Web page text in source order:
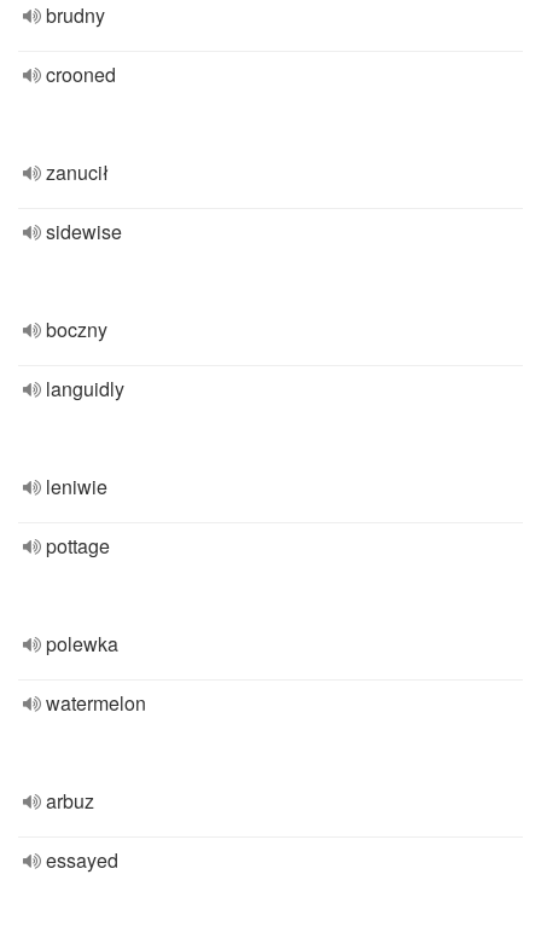
brudny
crooned
zanucił
sidewise
boczny
languidly
leniwie
pottage
polewka
watermelon
arbuz
essayed